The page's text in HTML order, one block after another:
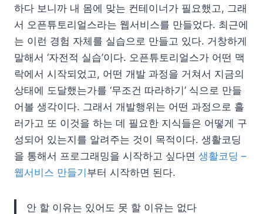
하다 보니까 내 몸에 맞는 컨테이너가 필요했고, 그래
서 오픈튜토리얼스라는 웹서비스를 만들었다. 최근에
는 이런 경험 자체를 실습으로 만들고 있다. 거창하게
말해서 ‘자전적 실습’이다. 오픈튜토리얼스가 어떤 맥
락에서 시작되었고, 어떤 개발 과정을 거쳐서 지금의
상태에 도달했는가를 ‘무조건 따라하기’ 식으로 만들
어볼 생각이다. 그래서 개발행위는 어떤 과정으로 흘
러가고 또 이것을 하는 데 필요한 지식들은 어떻게 구
성되어 있는지를 알려주는 것이 목적이다. 생활코딩
을 통해서 프로그래밍을 시작하고 싶다면 생활코딩 –
웹서비스 만들기부터 시작하면 된다.
안 할 이유는 있어도 못 할 이유는 없다